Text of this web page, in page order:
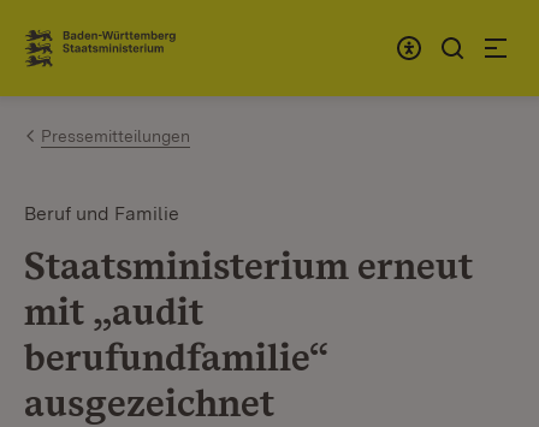
Zum Inhalt springen
Link zur Startseite
Pressemitteilungen
Beruf und Familie
Staatsministerium erneut
mit „audit
berufundfamilie“
ausgezeichnet